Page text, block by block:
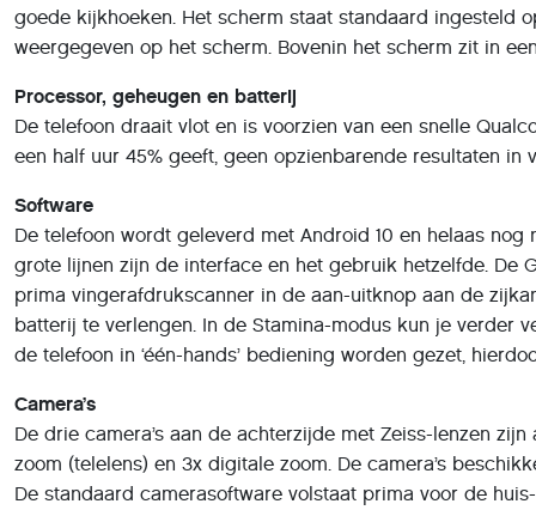
goede kijkhoeken. Het scherm staat standaard ingesteld
weergegeven op het scherm. Bovenin het scherm zit in
Processor, geheugen en batterij
De telefoon draait vlot en is voorzien van een snelle
een half uur 45% geeft, geen opzienbarende resultaten
Software
De telefoon wordt geleverd met Android 10 en helaas
grote lijnen zijn de interface en het gebruik hetzelfde. De
prima vingerafdrukscanner in de aan-uitknop aan de
batterij te verlengen. In de Stamina-modus kun je verder
de telefoon in ‘één-hands’ bediening worden gezet,
Camera’s
De drie camera’s aan de achterzijde met Zeiss-lenzen
zoom (telelens) en 3x digitale zoom. De camera’s
De standaard camerasoftware volstaat prima voor de